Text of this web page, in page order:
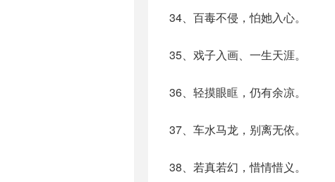
34、百毒不侵，怕她入心。
35、戏子入画、一生天涯。
36、轻摸眼眶，仍有余凉。
37、车水马龙，别离无依。
38、若真若幻，惜情惜义。